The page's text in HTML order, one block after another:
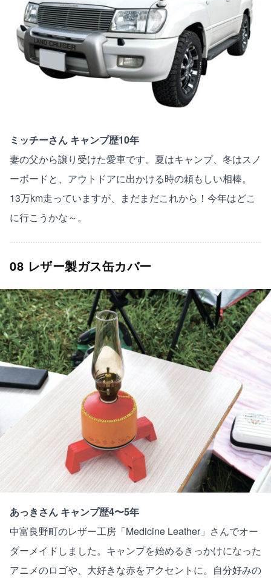
ミッチーさん キャンプ歴10年
妻の父から譲り受けた愛車です。夏はキャンプ、冬はスノ
ーボードと、アウトドアに出かける時の頼もしい相棒。
13万km走っていますが、まだまだこれから！今年はどこ
に行こうかな～。
08 レザー製ガス缶カバー
あっきさん キャンプ歴4〜5年
中富良野町のレザー工房「Medicine Leather」さんでオー
ダーメイドしました。キャンプを始めるきっかけになった
アニメのロゴや、大好きな赤をアクセントに。自分好みの